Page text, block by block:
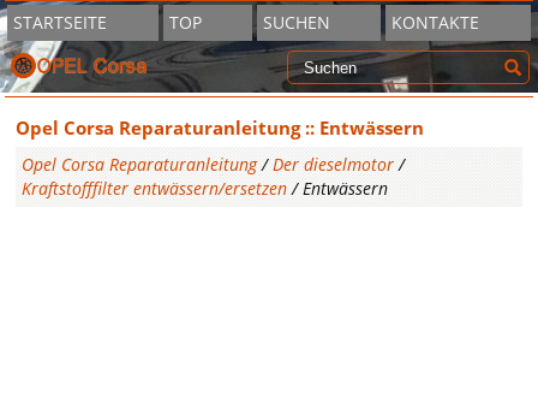
STARTSEITE TOP SUCHEN KONTAKTE
Opel Corsa Reparaturanleitung :: Entwässern
Opel Corsa Reparaturanleitung/Der dieselmotor /
Kraftstofffilter entwässern/ersetzen / Entwässern